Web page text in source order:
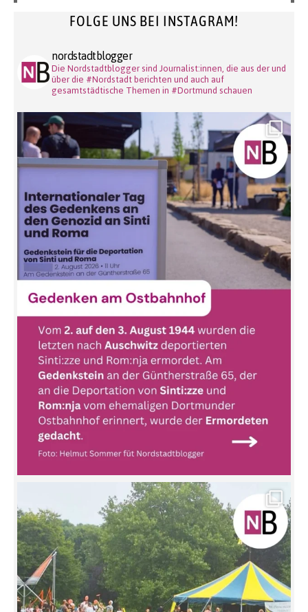
FOLGE UNS BEI INSTAGRAM!
nordstadtblogger
Die Nordstadtblogger sind Journalist:innen, die aus der und
über die #Nordstadt berichten und auch auf
gesamtstädtische Themen in #Dortmund schauen